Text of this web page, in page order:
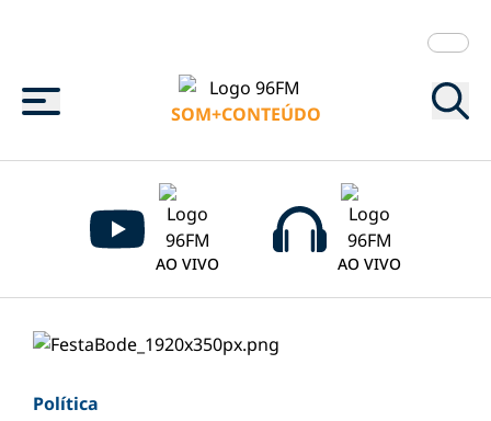
Menu
SOM+CONTEÚDO
AO VIVO AO VIVO
Política